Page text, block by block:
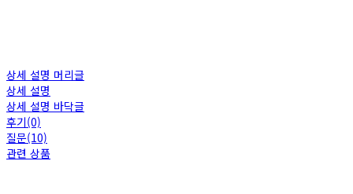
상세 설명 머리글
상세 설명
상세 설명 바닥글
후기(0)
질문(10)
관련 상품